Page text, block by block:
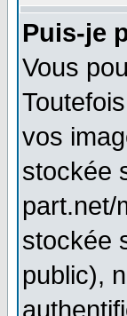
Puis-je
Vous
vos
stockée
part.net/
stockée
public),